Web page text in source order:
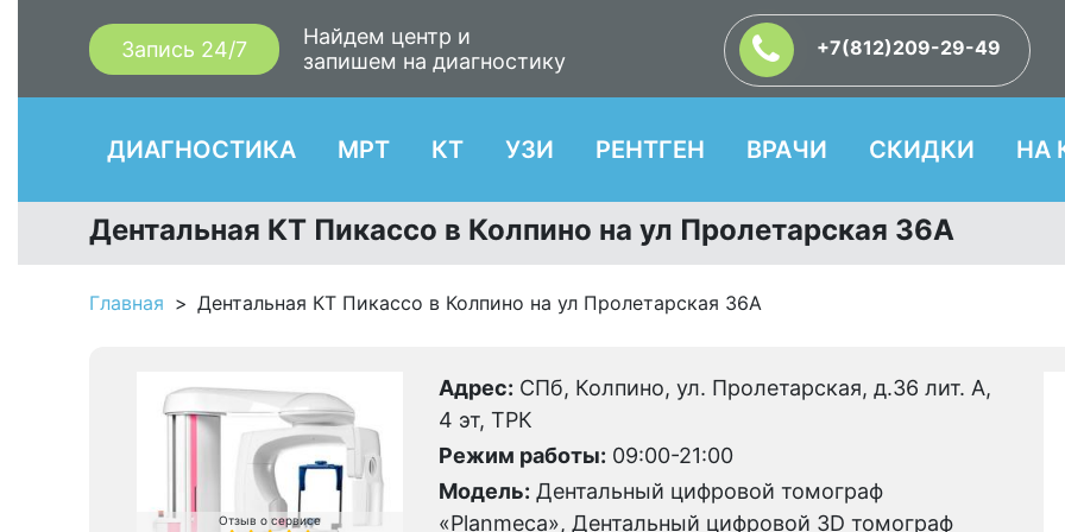
Запись 24/7
Найдем центр и
запишем на диагностику
+7(812)209-29-49
ДИАГНОСТИКА МРТ КТ УЗИ РЕНТГЕН ВРАЧИ СКИДКИ НА
Дентальная КТ Пикассо в Колпино на ул Пролетарская 36А
Главная Дентальная КТ Пикассо в Колпино на ул Пролетарская 36А
Отзыв о сервисе
Адрес: СПб, Колпино, ул. Пролетарская, д.36 лит. А,
4 эт, ТРК
Режим работы: 09:00-21:00
Модель: Дентальный цифровой томограф
«Planmeca», Дентальный цифровой 3D томограф